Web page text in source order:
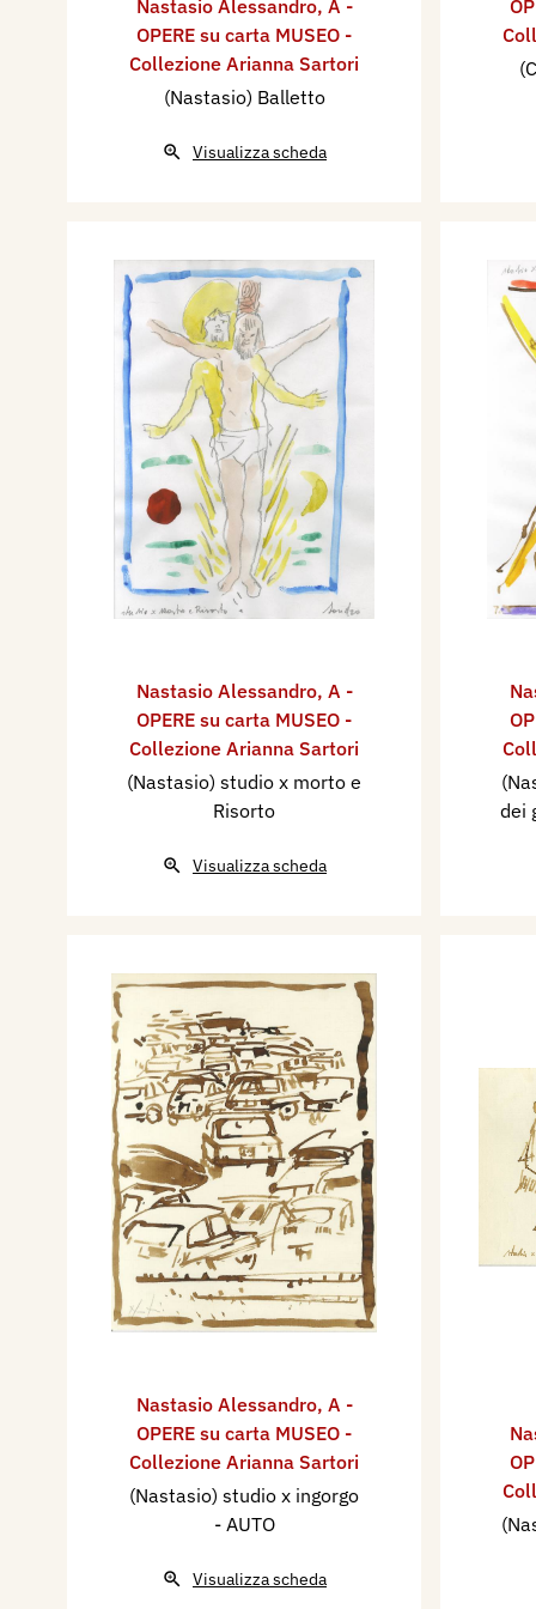
Nastasio Alessandro, A -
OPERE su carta MUSEO -
Collezione Arianna Sartori
(Nastasio) Balletto
Visualizza scheda
Nastasio Alessandro, A -
OPERE su carta MUSEO -
Collezione Arianna Sartori
(Nastasio) studio x morto e
Risorto
Visualizza scheda
dei
Nastasio Alessandro, A -
OPERE su carta MUSEO -
Collezione Arianna Sartori
(Nastasio) studio x ingorgo
- AUTO
Visualizza scheda